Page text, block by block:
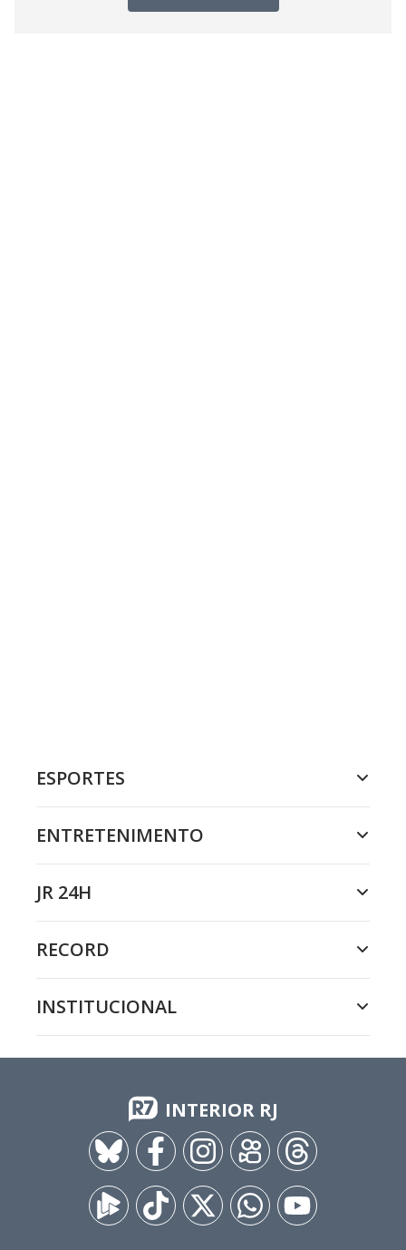
ESPORTES
ENTRETENIMENTO
JR 24H
RECORD
INSTITUCIONAL
INTERIOR RJ